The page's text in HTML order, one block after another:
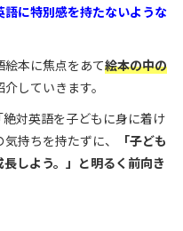
語に特別感を持たないような
本に焦点をあて絵本の中の
介していきます。
対英語を子どもに身に着け
持ちを持たずに、
「子ども
しよう。」と明るく前向き